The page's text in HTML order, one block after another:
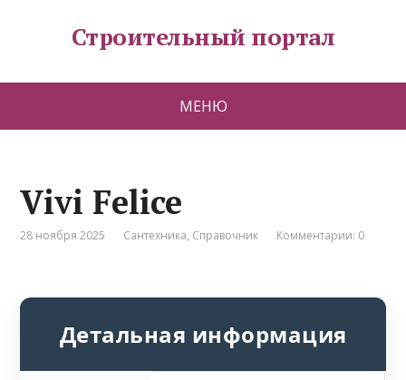
Строительный портал
МЕНЮ
Vivi Felice
28 ноября 2025 Сантехника, Справочник Комментарии: 0
Детальная информация